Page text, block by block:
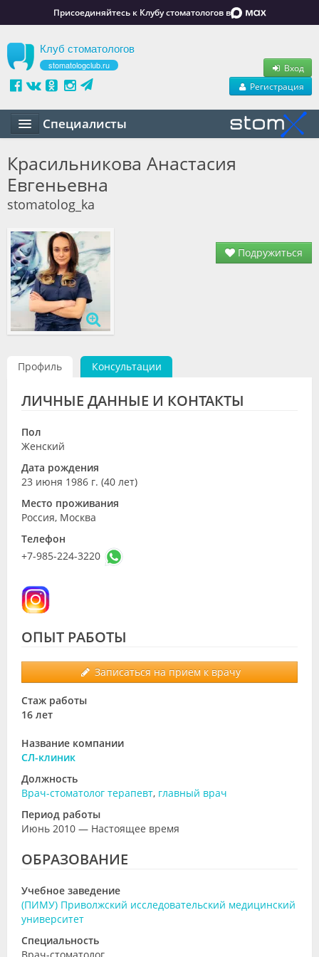
Присоединяйтесь к Клубу стоматологов в
Клуб стоматологов
stomatologclub.ru
Вход
Регистрация
Специалисты
Маркет
Обучение
Вакансии
Резюме
Объявления
Видео
Форум
Галерея
Блоги
Лаборатории
Красильникова Анастасия
Евгеньевна
Подружиться
stomatolog_ka
Профиль Консультации
ЛИЧНЫЕ ДАННЫЕ И КОНТАКТЫ
Пол
Женский
Дата рождения
23 июня 1986 г. (40 лет)
Место проживания
Россия, Москва
Телефон
+7-985-224-3220
ОПЫТ РАБОТЫ
Записаться на прием к врачу
Стаж работы
16 лет
Название компании
СЛ-клиник
Должность
Врач-стоматолог терапевт, главный врач
Период работы
Июнь 2010 — Настоящее время
ОБРАЗОВАНИЕ
Учебное заведение
(ПИМУ) Приволжский исследовательский медицинский
университет
Специальность